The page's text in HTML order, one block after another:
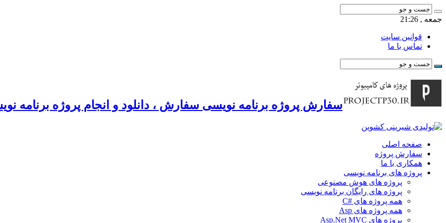
جمعه , 21:26
قوانین سایت
تماس با ما
سفارش پروژه برنامه نویسی سفارش ، دانلود و انجام پروژه برنامه
صفحه اصلی
سفارش پروژه
همکاری با ما
پروژه های برنامه نویسی
پروژه های هوش مصنوعی
پروژه های رایگان برنامه نویسی
همه پروژه های #C
همه پروژه های Asp
پروژه های Asp.Net MVC